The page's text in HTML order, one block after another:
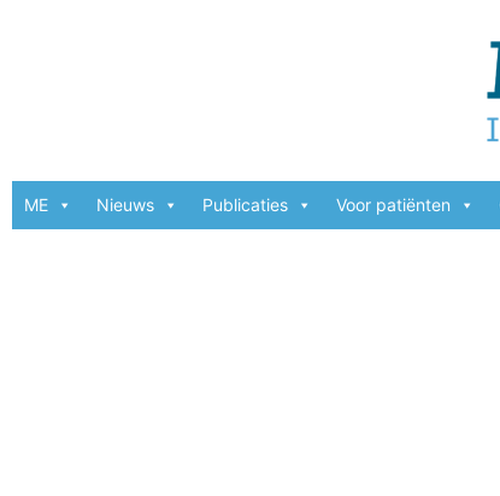
ME Nieuws Publicaties Voor patiënten